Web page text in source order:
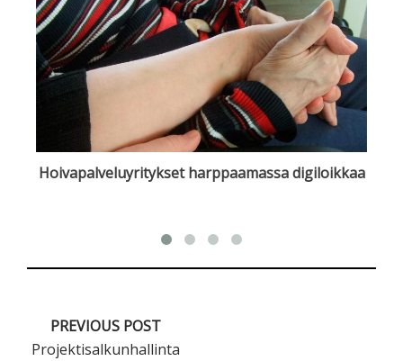
Hoivapalveluyritykset harppaamassa digiloikkaa
PREVIOUS POST
Projektisalkunhallinta